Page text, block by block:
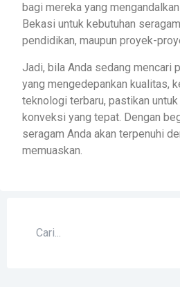
bagi mereka yang
Bekasi untuk kebutuhan
pendidikan, maupun proyek-
Jadi, bila Anda sedang mencari
yang mengedepankan kualitas,
teknologi terbaru, pastikan
konveksi yang tepat. Dengan
seragam Anda akan terpenuhi
memuaskan.